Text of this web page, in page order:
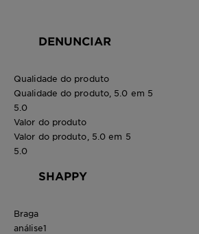
DENUNCIAR
Qualidade do produto
Qualidade do produto, 5.0 em 5
5.0
Valor do produto
Valor do produto, 5.0 em 5
5.0
SHAPPY
Braga
análise1